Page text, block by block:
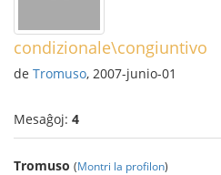
condizionale\congiuntivo
de Tromuso, 2007-junio-01
Mesaĝoj: 4
Tromuso (Montri la profilon)